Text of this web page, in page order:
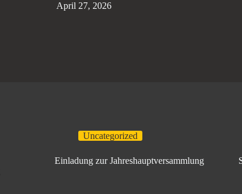
April 27, 2026
Uncategorized
Einladung zur Jahreshauptversammlung